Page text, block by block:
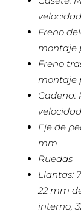
Freno
montaje
Freno
montaje
Cadena:
Eje de
mm
Ruedas
Llantas:
22 mm
interno,